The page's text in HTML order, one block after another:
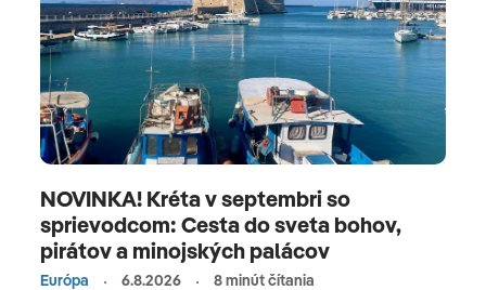
NOVINKA! Kréta v septembri so
sprievodcom: Cesta do sveta bohov,
pirátov a minojských palácov
Európa 6.8.2026 8 minút čítania